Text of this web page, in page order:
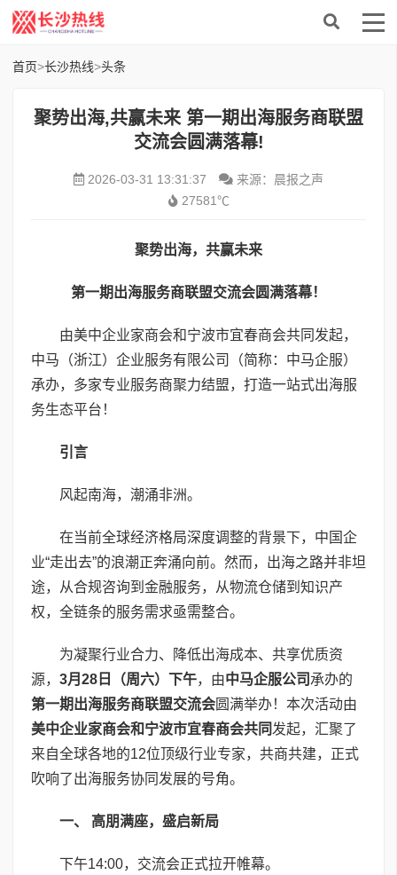
首页>长沙热线>头条
聚势出海,共赢未来 第一期出海服务商联盟
交流会圆满落幕!
2026-03-31 13:31:37
来源：晨报之声
27581℃
聚势出海，共赢未来
第一期出海服务商联盟交流会圆满落幕！
由美中企业家商会和宁波市宜春商会共同发起，
中马（浙江）企业服务有限公司（简称：中马企服）
承办，多家专业服务商聚力结盟，打造一站式出海服
务生态平台！
引言
风起南海，潮涌非洲。
在当前全球经济格局深度调整的背景下，中国企
业“走出去”的浪潮正奔涌向前。然而，出海之路并非坦
途，从合规咨询到金融服务，从物流仓储到知识产
权，全链条的服务需求亟需整合。
为凝聚行业合力、降低出海成本、共享优质资
源， 3月 28 日（周六） 下午，由中马企服公司 承办的
第一期出海服务商联盟交流会圆满举办！本次活动由
美中企业家商会和宁波市宜春商会共同 发起，汇聚了
来自全球各地的12位顶级行业专家，共商共建，正式
吹响了出海服务协同发展的号角。
一、 高朋满座，盛启新局
下午14:00，交流会正式拉开帷幕。